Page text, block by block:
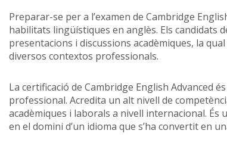
Preparar-se per a l’examen de Cambridge
habilitats lingüístiques en anglès. Els candidats
presentacions i discussions acadèmiques, la
diversos contextos professionals.
La certificació de Cambridge English Advanced
professional. Acredita un alt nivell de
acadèmiques i laborals a nivell internacional. És
en el domini d’un idioma que s’ha convertit en